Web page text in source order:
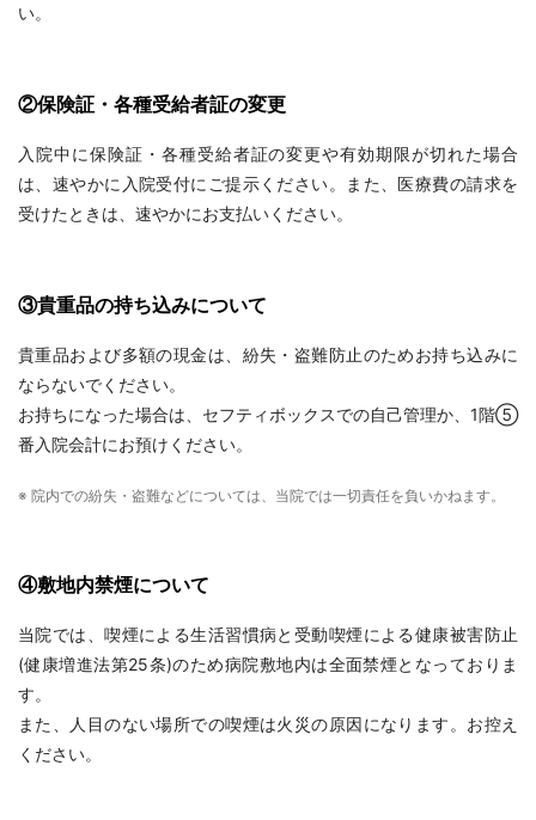
い。
②保険証・各種受給者証の変更
入院中に保険証・各種受給者証の変更や有効期限が切れた場合
は、速やかに入院受付にご提示ください。また、医療費の請求を
受けたときは、速やかにお支払いください。
③貴重品の持ち込みについて
貴重品および多額の現金は、紛失・盗難防止のためお持ち込みに
ならないでください。
お持ちになった場合は、セフティボックスでの自己管理か、1階⑤
番入院会計にお預けください。
※ 院内での紛失・盗難などについては、当院では一切責任を負いかねます。
④敷地内禁煙について
当院では、喫煙による生活習慣病と受動喫煙による健康被害防止
(健康増進法第25条)のため病院敷地内は全面禁煙となっておりま
す。
また、人目のない場所での喫煙は火災の原因になります。お控え
ください。